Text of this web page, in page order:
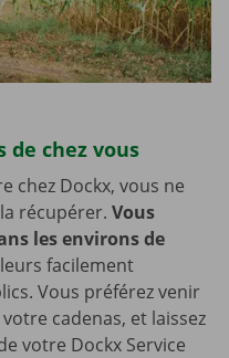
de chez vous
chez Dockx, vous ne
récupérer. Vous
les environs de
facilement
Vous préférez venir
cadenas, et laissez
votre Dockx Service